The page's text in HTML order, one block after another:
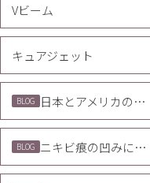
Vビーム
キュアジェット
BLOG 日本とアメリカのニキビ治療ガイドラインの違い
BLOG ニキビ痕の凹みにトライフィルプロ＋ジュベルック